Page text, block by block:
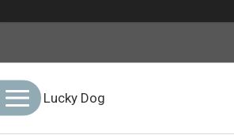
Lucky Dog